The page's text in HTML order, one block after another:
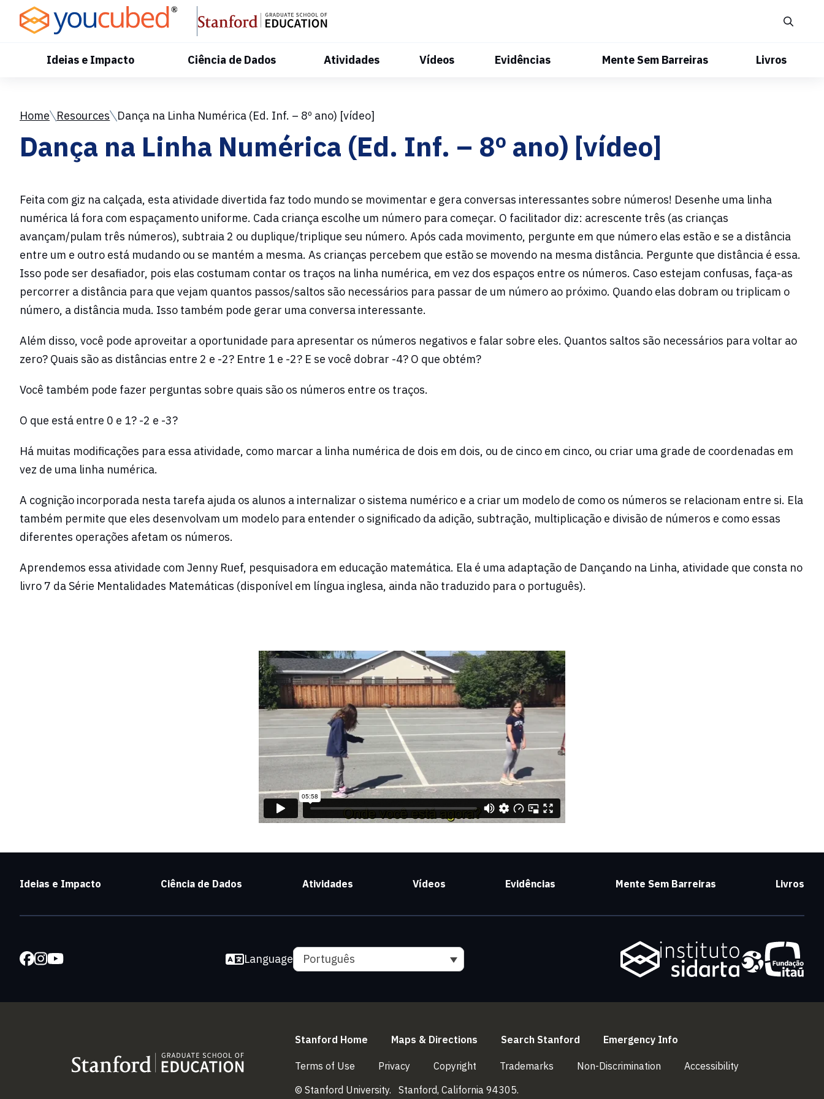
Content
Ideias e Impacto Ciência de Dados Atividades Vídeos Evidências Mente Sem Barreiras Livros
Home Resources Dança na Linha Numérica (Ed. Inf. – 8º ano) [vídeo]
Dança na Linha Numérica (Ed. Inf. – 8º ano) [vídeo]
Feita com giz na calçada, esta atividade divertida faz todo mundo se movimentar e gera conversas interessantes sobre números! Desenhe uma linha
numérica lá fora com espaçamento uniforme. Cada criança escolhe um número para começar. O facilitador diz: acrescente três (as crianças
avançam/pulam três números), subtraia 2 ou duplique/triplique seu número. Após cada movimento, pergunte em que número elas estão e se a distância
entre um e outro está mudando ou se mantém a mesma. As crianças percebem que estão se movendo na mesma distância. Pergunte que distância é essa.
Isso pode ser desafiador, pois elas costumam contar os traços na linha numérica, em vez dos espaços entre os números. Caso estejam confusas, faça-as
percorrer a distância para que vejam quantos passos/saltos são necessários para passar de um número ao próximo. Quando elas dobram ou triplicam o
número, a distância muda. Isso também pode gerar uma conversa interessante.
Além disso, você pode aproveitar a oportunidade para apresentar os números negativos e falar sobre eles. Quantos saltos são necessários para voltar ao
zero? Quais são as distâncias entre 2 e -2? Entre 1 e -2? E se você dobrar -4? O que obtém?
Você também pode fazer perguntas sobre quais são os números entre os traços.
O que está entre 0 e 1? -2 e -3?
Há muitas modificações para essa atividade, como marcar a linha numérica de dois em dois, ou de cinco em cinco, ou criar uma grade de coordenadas em
vez de uma linha numérica.
A cognição incorporada nesta tarefa ajuda os alunos a internalizar o sistema numérico e a criar um modelo de como os números se relacionam entre si. Ela
também permite que eles desenvolvam um modelo para entender o significado da adição, subtração, multiplicação e divisão de números e como essas
diferentes operações afetam os números.
Aprendemos essa atividade com Jenny Ruef, pesquisadora em educação matemática. Ela é uma adaptação de Dançando na Linha, atividade que consta no
livro 7 da Série Mentalidades Matemáticas (disponível em língua inglesa, ainda não traduzido para o português).
Ideias e Impacto Ciência de Dados Atividades Vídeos Evidências Mente Sem Barreiras Livros
Language Português
Stanford Home Maps & Directions Search Stanford Emergency Info
Terms of Use (link is external)
Privacy (link is external)
Copyright (link is external)
Trademarks (link is external)
Non-Discrimination (link is external)
Accessibility
© Stanford University. Stanford, California 94305.